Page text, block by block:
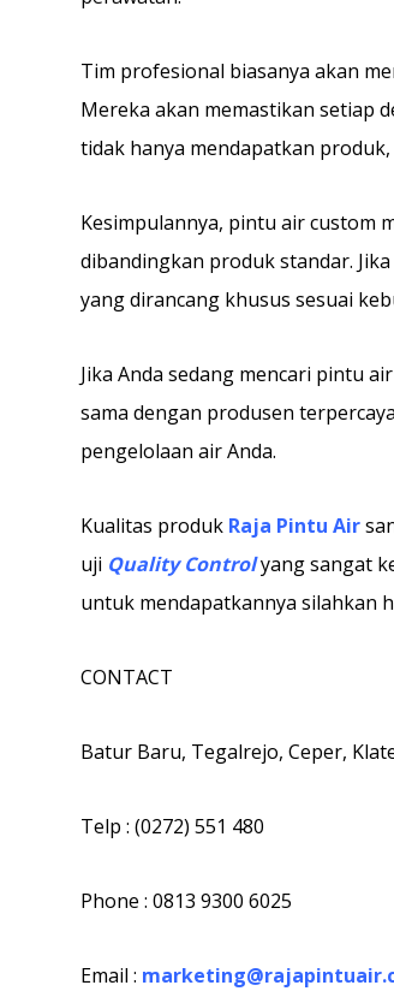
Tim profesional biasanya akan
Mereka akan memastikan setiap
tidak hanya mendapatkan
Kesimpulannya, pintu air custom
dibandingkan produk standar.
yang dirancang khusus sesuai
Jika Anda sedang mencari pintu
sama dengan produsen
pengelolaan air Anda.
Kualitas produk Raja Pintu Air
uji Quality Controlyang sangat
untuk mendapatkannya silahkan
CONTACT
Batur Baru, Tegalrejo, Ceper,
Telp : (0272) 551 480
Phone : 0813 9300 6025
Email :